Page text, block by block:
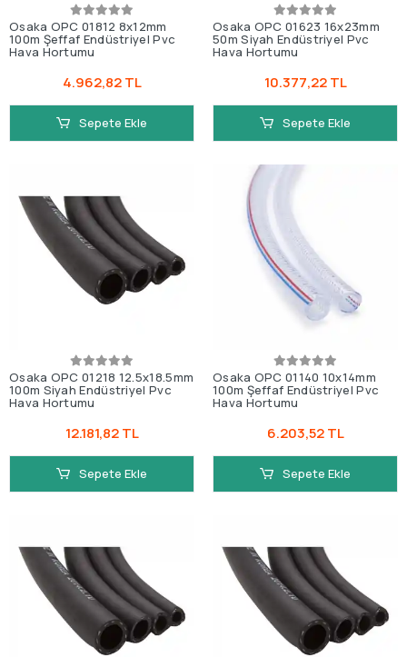
Osaka OPC 01812 8x12mm
100m Şeffaf Endüstriyel Pvc
Hava Hortumu
4.962,82 TL
Sepete Ekle
Osaka OPC 01623 16x23mm
50m Siyah Endüstriyel Pvc
Hava Hortumu
10.377,22 TL
Sepete Ekle
Osaka OPC 01218 12.5x18.5mm
100m Siyah Endüstriyel Pvc
Hava Hortumu
12.181,82 TL
Sepete Ekle
Osaka OPC 01140 10x14mm
100m Şeffaf Endüstriyel Pvc
Hava Hortumu
6.203,52 TL
Sepete Ekle